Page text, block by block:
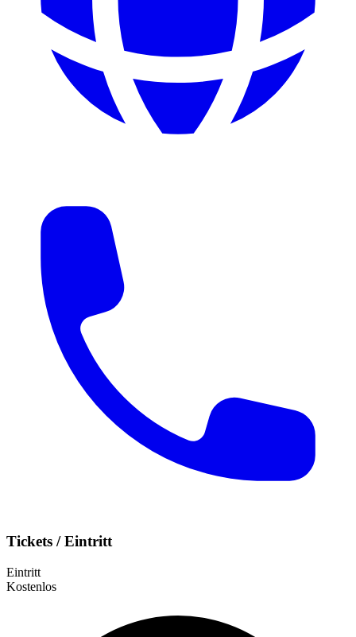
Tickets / Eintritt
Eintritt
Kostenlos